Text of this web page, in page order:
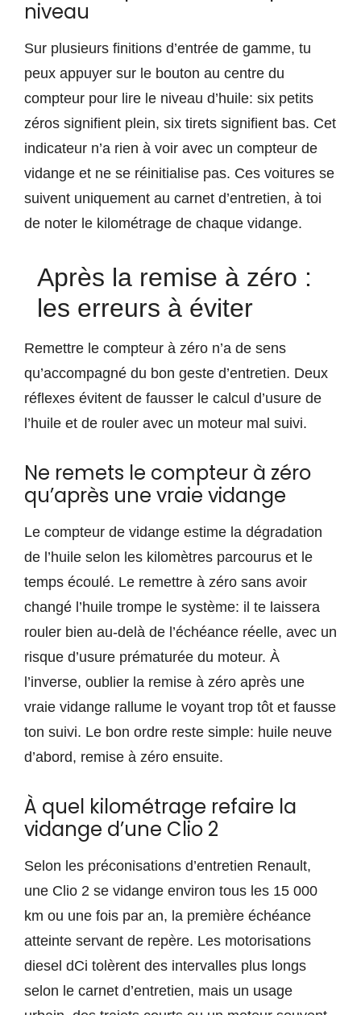
niveau
Sur plusieurs finitions d’entrée de gamme, tu
peux appuyer sur le bouton au centre du
compteur pour lire le niveau d’huile: six petits
zéros signifient plein, six tirets signifient bas. Cet
indicateur n’a rien à voir avec un compteur de
vidange et ne se réinitialise pas. Ces voitures se
suivent uniquement au carnet d’entretien, à toi
de noter le kilométrage de chaque vidange.
Après la remise à zéro :
les erreurs à éviter
Remettre le compteur à zéro n’a de sens
qu’accompagné du bon geste d’entretien. Deux
réflexes évitent de fausser le calcul d’usure de
l’huile et de rouler avec un moteur mal suivi.
Ne remets le compteur à zéro
qu’après une vraie vidange
Le compteur de vidange estime la dégradation
de l’huile selon les kilomètres parcourus et le
temps écoulé. Le remettre à zéro sans avoir
changé l’huile trompe le système: il te laissera
rouler bien au-delà de l’échéance réelle, avec un
risque d’usure prématurée du moteur. À
l’inverse, oublier la remise à zéro après une
vraie vidange rallume le voyant trop tôt et fausse
ton suivi. Le bon ordre reste simple: huile neuve
d’abord, remise à zéro ensuite.
À quel kilométrage refaire la
vidange d’une Clio 2
Selon les préconisations d’entretien Renault,
une Clio 2 se vidange environ tous les 15 000
km ou une fois par an, la première échéance
atteinte servant de repère. Les motorisations
diesel dCi tolèrent des intervalles plus longs
selon le carnet d’entretien, mais un usage